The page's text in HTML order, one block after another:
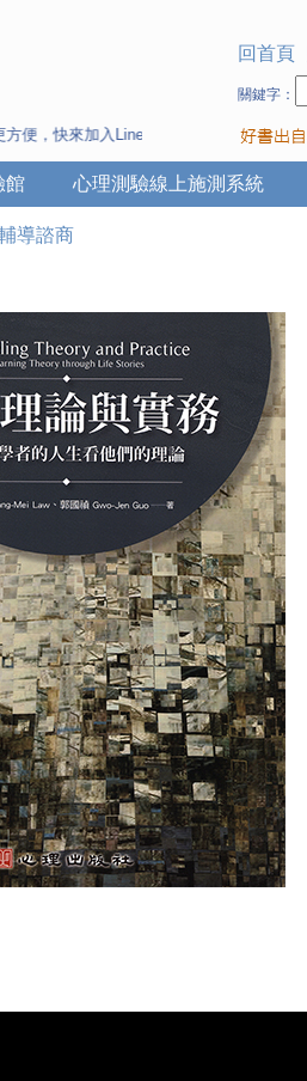
，快來加入Line 與 Wechat ~
回首頁
關鍵字：
心理測驗線上施測系統
館
導諮商